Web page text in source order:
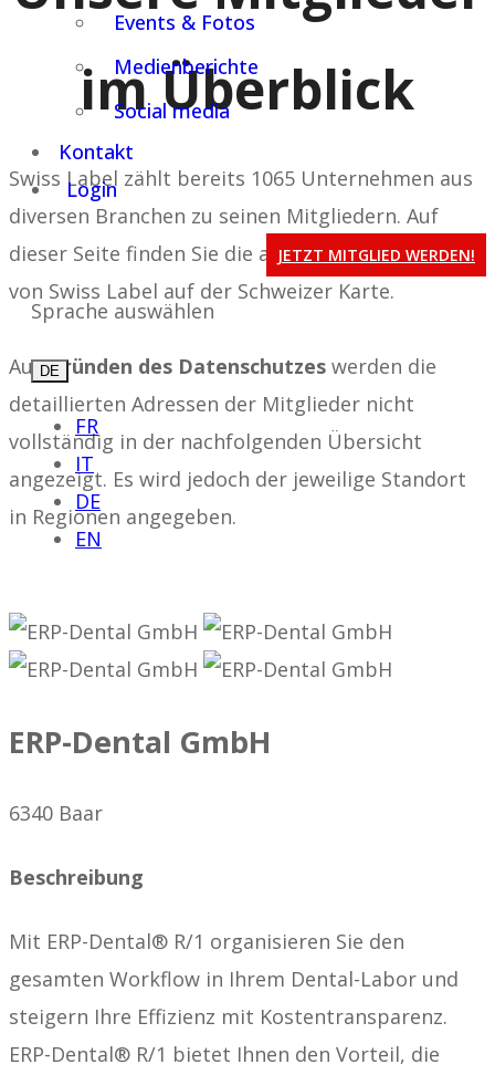
Events & Fotos
Medienberichte
Social media
Kontakt
Login
JETZT MITGLIED WERDEN!
Sprache auswählen
DE
FR
IT
DE
EN
im Überblick
Swiss Label zählt bereits 1065 Unternehmen aus
diversen Branchen zu seinen Mitgliedern. Auf
dieser Seite finden Sie die aktuellen Mitglieder
von Swiss Label auf der Schweizer Karte.
AusGründen des Datenschutzes werden die
detaillierten Adressen der Mitglieder nicht
vollständig in der nachfolgenden Übersicht
angezeigt. Es wird jedoch der jeweilige Standort
in Regionen angegeben.
ERP-Dental GmbH
6340 Baar
Beschreibung
Mit ERP-Dental® R/1 organisieren Sie den
gesamten Workflow in Ihrem Dental-Labor und
steigern Ihre Effizienz mit Kostentransparenz.
ERP-Dental® R/1 bietet Ihnen den Vorteil, die